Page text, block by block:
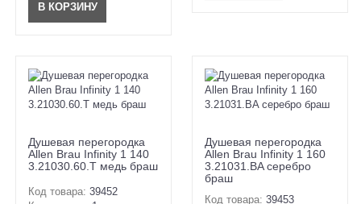
В КОРЗИНУ
Душевая перегородка
Allen Brau Infinity 1 140
3.21030.60.T медь браш
Код товара: 39452
Душевая перегородка
Allen Brau Infinity 1 160
3.21031.BA серебро
браш
Код товара: 39453